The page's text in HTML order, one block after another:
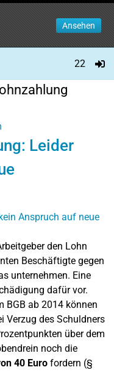
Ansehen
22
Leider
den Lohn
Beschäftigte gegen
unternehmen. Eine
dafür vor.
BGB ab 2014 können
Verzug des Schuldners
über dem
noch die
40 Euro fordern (§